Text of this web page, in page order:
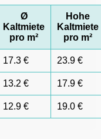
Ø
Kaltmiete
pro m²
Hohe
Kaltmiete
pro m²
17.3 € 23.9 €
13.2 € 17.9 €
12.9 € 19.0 €